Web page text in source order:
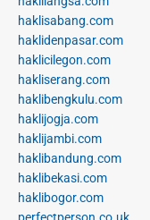
haklisabang.com
haklidenpasar.com
haklicilegon.com
hakliserang.com
haklibengkulu.com
haklijogja.com
haklijambi.com
haklibandung.com
haklibekasi.com
haklibogor.com
perfectperson.co.uk